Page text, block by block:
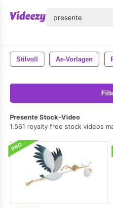
Stilvoll Ae-Vorlagen
Presente Stock-Video
1.561 royalty free stock videos